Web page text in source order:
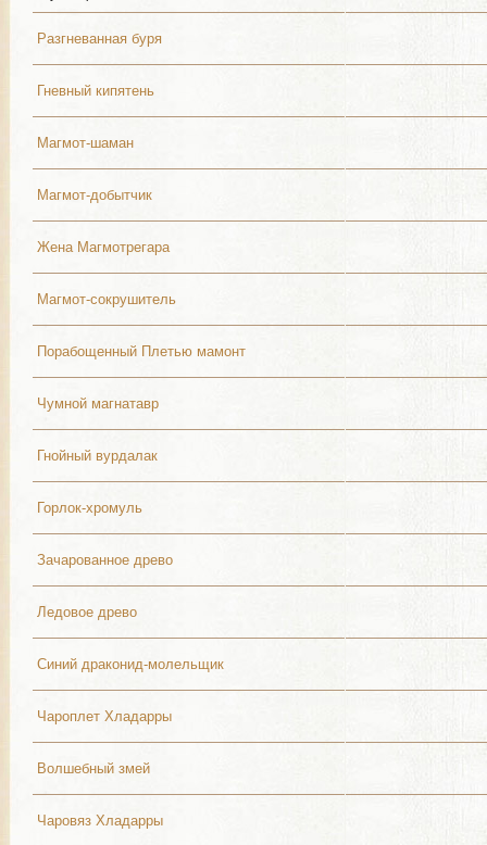
Разгневанная буря
Гневный кипятень
Магмот-шаман
Магмот-добытчик
Жена Магмотрегара
Магмот-сокрушитель
Порабощенный Плетью мамонт
Чумной магнатавр
Гнойный вурдалак
Горлок-хромуль
Зачарованное древо
Ледовое древо
Синий драконид-молельщик
Чароплет Хладарры
Волшебный змей
Чаровяз Хладарры